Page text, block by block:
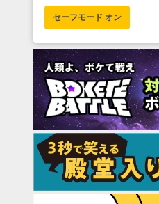
セーフモード オン